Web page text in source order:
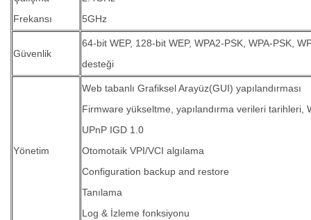
Frekansı
5GHz
Güvenlik
64-bit WEP, 128-bit WEP, WPA2-PSK, WPA-PSK,
desteği
Yönetim
Web tabanlı Grafiksel Arayüz(GUI) yapılandırması
Firmware yükseltme, yapılandırma verileri tarihleri,
UPnP IGD 1.0
Otomotaik VPI/VCI algılama
Configuration backup and restore
Tanılama
Log & İzleme fonksiyonu